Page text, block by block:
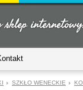
SZKŁO WENECKIE